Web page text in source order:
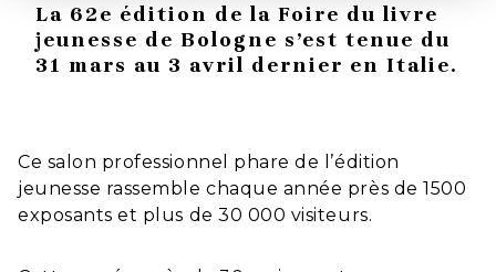
La 62e édition de la Foire du livre
jeunesse de Bologne s’est tenue du
31 mars au 3 avril dernier en Italie.
Ce salon professionnel phare de l’édition
jeunesse rassemble chaque année près de 1500
exposants et plus de 30 000 visiteurs.